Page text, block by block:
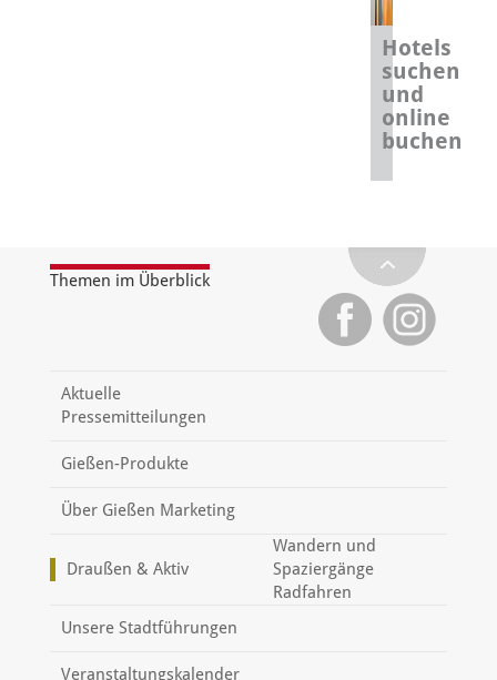
Hotels
suchen
und
online
buchen
Themen im Überblick
Aktuelle
Pressemitteilungen
Gießen-Produkte
Über Gießen Marketing
Draußen & Aktiv
Wandern und
Spaziergänge
Radfahren
Unsere Stadtführungen
Veranstaltungskalender